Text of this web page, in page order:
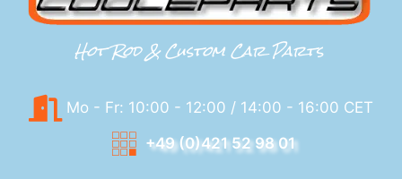
Hot Rod & Custom Car Parts
Mo - Fr: 10:00 - 12:00 / 14:00 - 16:00 CET
+49 (0)421 52 98 01